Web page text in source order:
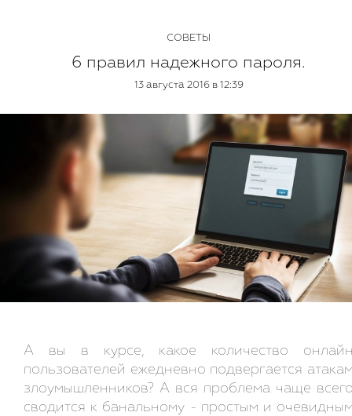
СОВЕТЫ
6 правил надежного пароля.
13 августа 2016 в 12:39
А вы в курсе, какое количество
пользователей ежедневно подвергается
злоумышленников? А вся проблема чаще
сводится к банальному - простым и